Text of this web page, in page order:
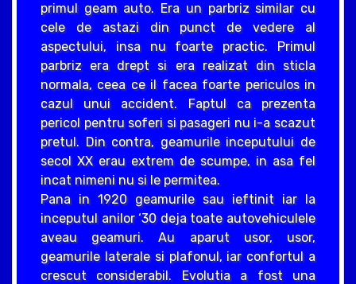
primul geam auto. Era un parbriz similar cu
cele de astazi din punct de vedere al
aspectului, insa nu foarte practic. Primul
parbriz era drept si era realizat din sticla
normala, ceea ce il facea foarte periculos in
cazul unui accident. Faptul ca prezenta
pericol pentru soferi si pasageri nu i-a scazut
pretul. Din contra, geamurile inceputului de
secol XX erau extrem de scumpe, in asa fel
incat nimeni nu si le permitea.
Pana in 1920 geamurile sau ieftinit iar la
inceputul anilor ‘30 deja toate autovehiculele
aveau geamuri. Au aparut usor, usor,
geamurile laterale si plafonul, iar confortul a
crescut considerabil. Evolutia a fost una